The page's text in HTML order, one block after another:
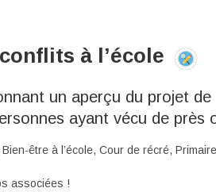
à l’école
un aperçu du projet
ayant vécu de près
être à l’école, Cour de récré, Primaire
associées !